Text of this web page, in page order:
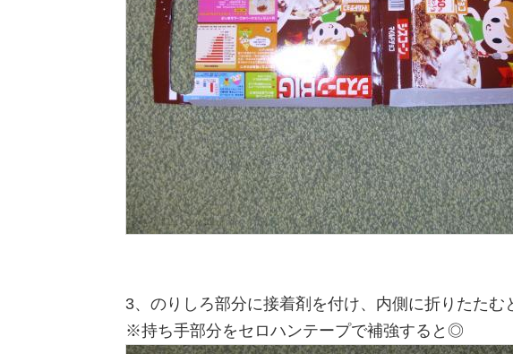
3、のりしろ部分に接着剤を付け、内側に折りたたむ
※持ち手部分をセロハンテープで補強すると◎